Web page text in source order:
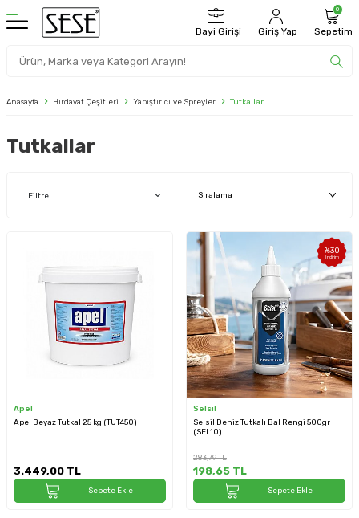
Bayi Girişi Giriş Yap
0
Sepetim
Anasayfa Hırdavat Çeşitleri Yapıştırıcı ve Spreyler Tutkallar
Tutkallar
Filtre
Apel
Apel Beyaz Tutkal 25 kg (TUT450)
3.449,00 TL
Sepete Ekle
%30
İndirim
Selsil
Selsil Deniz Tutkalı Bal Rengi 500gr
(SEL10)
283,79TL
198,65 TL
Sepete Ekle